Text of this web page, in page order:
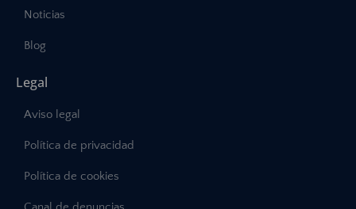
Noticias
Blog
Legal
Aviso legal
Política de privacidad
Política de cookies